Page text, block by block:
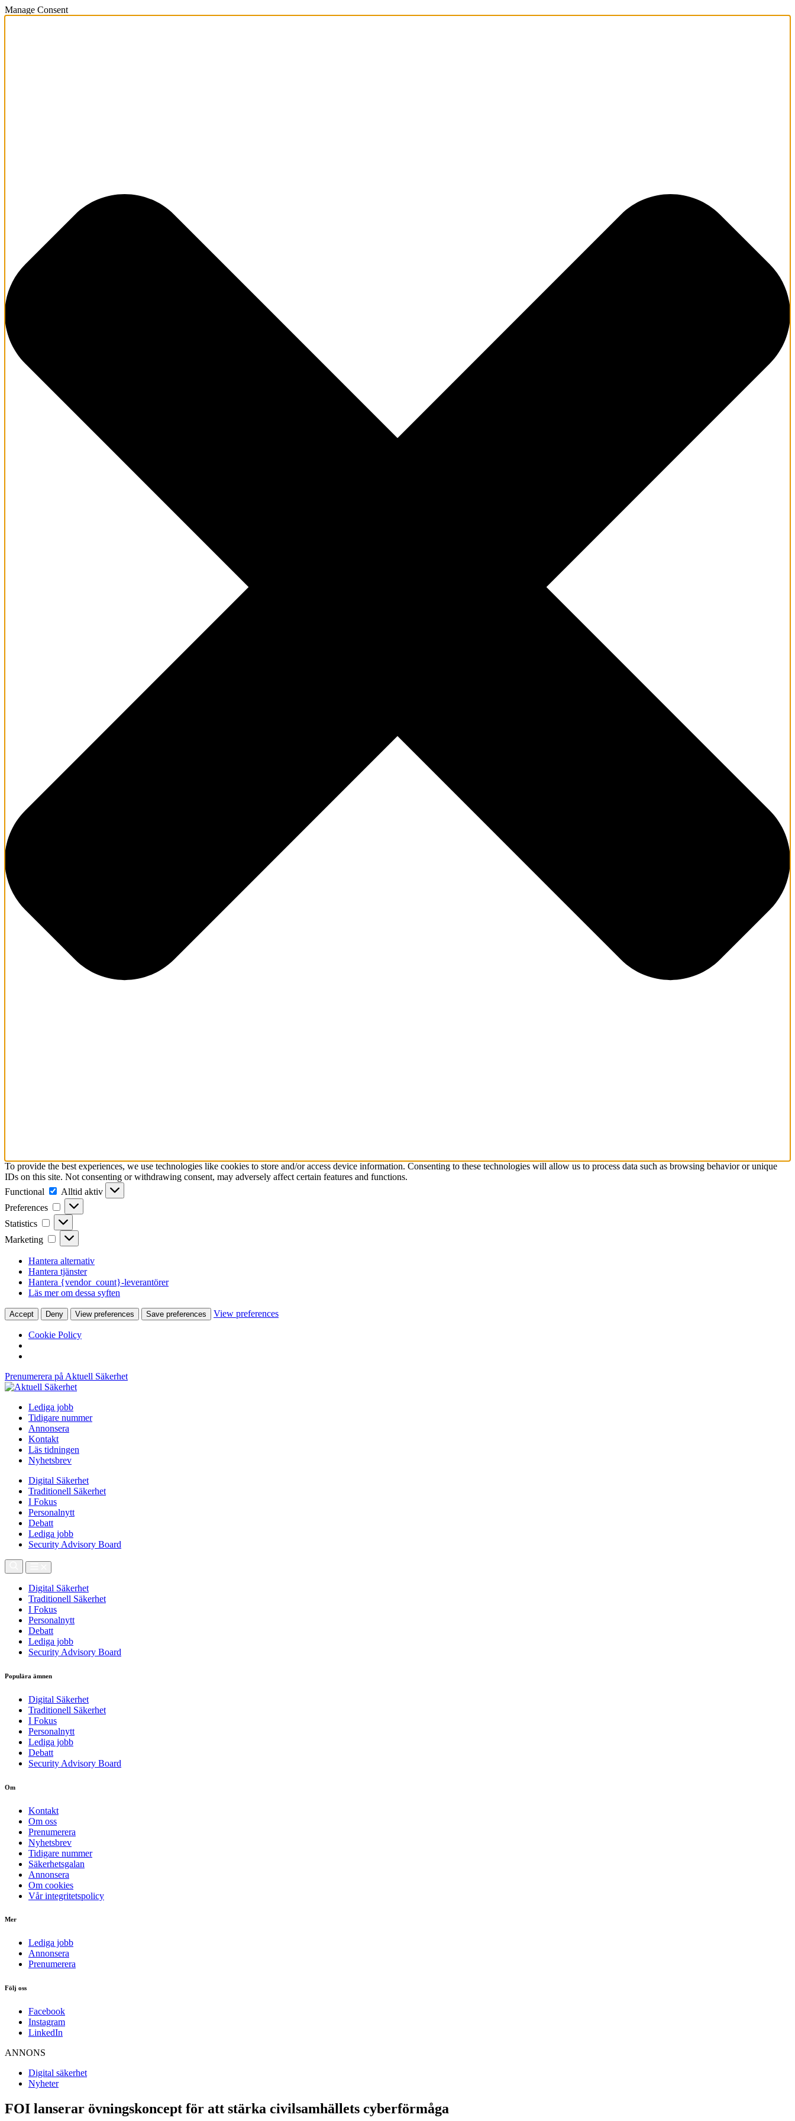
Manage Consent
To provide the best experiences, we use technologies like cookies to store and/or access device information. Consenting to these technologies will allow us to process data such as browsing behavior or unique
IDs on this site. Not consenting or withdrawing consent, may adversely affect certain features and functions.
Functional
Functional
Alltid aktiv
Preferences
Preferences
Statistics Statistics
Marketing Marketing
Hantera alternativ
Hantera tjänster
Hantera {vendor_count}-leverantörer
Läs mer om dessa syften
Accept Deny View preferences Save preferences View preferences
Cookie Policy
Prenumerera på Aktuell Säkerhet
Lediga jobb
Tidigare nummer
Annonsera
Kontakt
Läs tidningen
Nyhetsbrev
Digital Säkerhet
Traditionell Säkerhet
I Fokus
Personalnytt
Debatt
Lediga jobb
Security Advisory Board
Digital Säkerhet
Traditionell Säkerhet
I Fokus
Personalnytt
Debatt
Lediga jobb
Security Advisory Board
Populära ämnen
Digital Säkerhet
Traditionell Säkerhet
I Fokus
Personalnytt
Lediga jobb
Debatt
Security Advisory Board
Om
Kontakt
Om oss
Prenumerera
Nyhetsbrev
Tidigare nummer
Säkerhetsgalan
Annonsera
Om cookies
Vår integritetspolicy
Mer
Lediga jobb
Annonsera
Prenumerera
Följ oss
Facebook
Instagram
LinkedIn
ANNONS
Digital säkerhet
Nyheter
FOI lanserar övningskoncept för att stärka civilsamhällets cyberförmåga